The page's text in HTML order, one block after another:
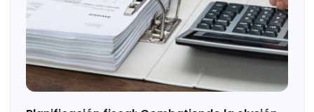
Top 8 Casos de Precios de Transferencia
Top 8 Casos de Precios de Transferencia